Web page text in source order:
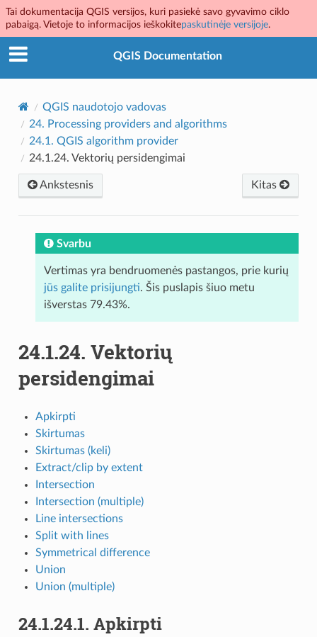
Tai dokumentacija QGIS versijos, kuri pasiekė savo gyvavimo ciklo
pabaigą. Vietoje to informacijos ieškokitepaskutinėje versijoje.
QGIS Documentation
QGIS naudotojo vadovas
24. Processing providers and algorithms
24.1. QGIS algorithm provider
24.1.24. Vektorių persidengimai
Ankstesnis Kitas
Svarbu
Vertimas yra bendruomenės pastangos, prie kurių
jūs galite prisijungti. Šis puslapis šiuo metu
išverstas 79.43%.
24.1.24. Vektorių
persidengimai
Apkirpti
Skirtumas
Skirtumas (keli)
Extract/clip by extent
Intersection
Intersection (multiple)
Line intersections
Split with lines
Symmetrical difference
Union
Union (multiple)
24.1.24.1. Apkirpti